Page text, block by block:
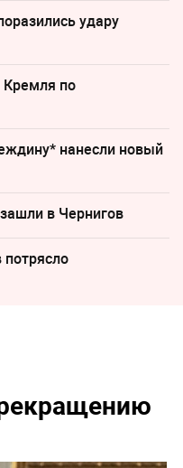
удару
по
нанесли новый
в Чернигов
потрясло